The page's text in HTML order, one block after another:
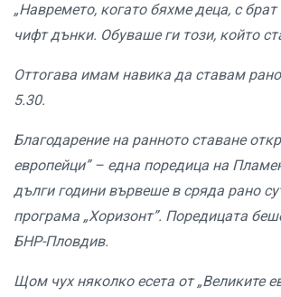
„Навремето, когато бяхме деца, с
чифт дънки. Обуваше ги този, който
Оттогава имам навика да ставам
5.30.
Благодарение на ранното ставане
европейци” – една поредица на
дълги години вървеше в сряда рано
програма „Хоризонт”. Поредицата
БНР-Пловдив.
Щом чух няколко есета от „Великите